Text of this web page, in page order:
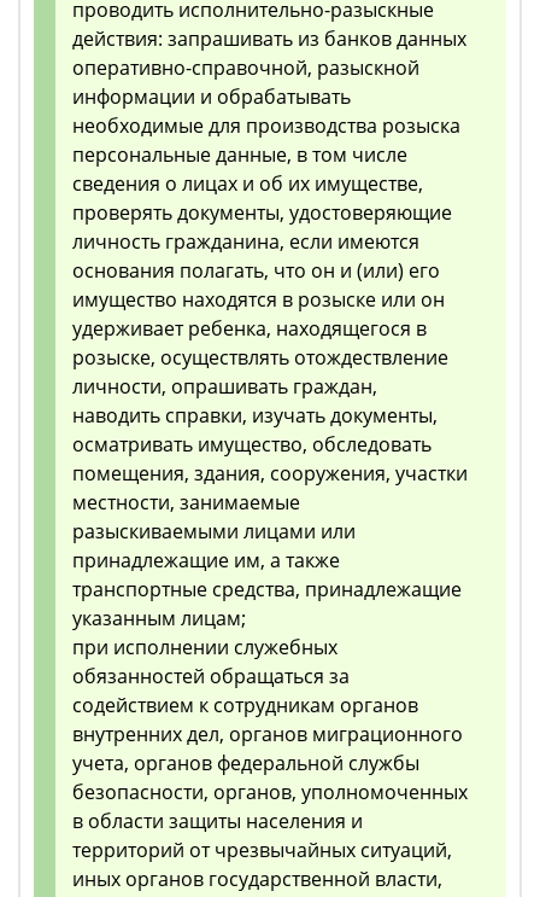
проводить исполнительно-разыскные
действия: запрашивать из банков данных
оперативно-справочной, разыскной
информации и обрабатывать
необходимые для производства розыска
персональные данные, в том числе
сведения о лицах и об их имуществе,
проверять документы, удостоверяющие
личность гражданина, если имеются
основания полагать, что он и (или) его
имущество находятся в розыске или он
удерживает ребенка, находящегося в
розыске, осуществлять отождествление
личности, опрашивать граждан,
наводить справки, изучать документы,
осматривать имущество, обследовать
помещения, здания, сооружения, участки
местности, занимаемые
разыскиваемыми лицами или
принадлежащие им, а также
транспортные средства, принадлежащие
указанным лицам;
при исполнении служебных
обязанностей обращаться за
содействием к сотрудникам органов
внутренних дел, органов миграционного
учета, органов федеральной службы
безопасности, органов, уполномоченных
в области защиты населения и
территорий от чрезвычайных ситуаций,
иных органов государственной власти,